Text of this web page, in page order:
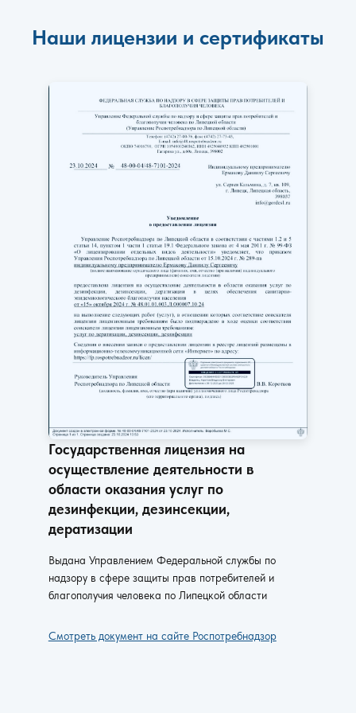
Наши лицензии и сертификаты
Государственная лицензия на
осуществление деятельности в
области оказания услуг по
дезинфекции, дезинсекции,
дератизации
Выдана Управлением Федеральной службы по
надзору в сфере защиты прав потребителей и
благополучия человека по Липецкой области
Смотреть документ на сайте Роспотребнадзор